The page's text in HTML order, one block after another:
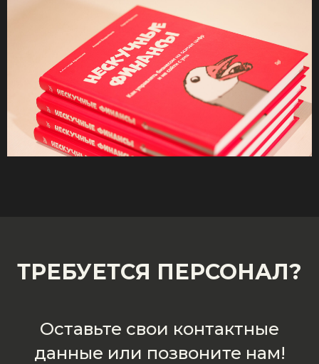
ТРЕБУЕТСЯ ПЕРСОНАЛ?
Оставьте свои контактные
данные или позвоните нам!